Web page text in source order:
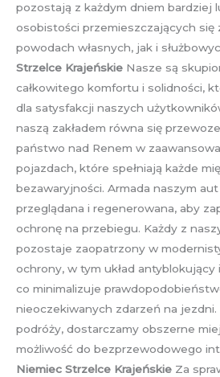
pozostają z każdym dniem bardziej
osobistości przemieszczających się
powodach własnych, jak i
Strzelce Krajeńskie Nasze są
całkowitego komfortu i solidności,
dla satysfakcji naszych
naszą zakładem równa się
państwo nad Renem w
pojazdach, które spełniają każde
bezawaryjności. Armada naszym
przeglądana i regenerowana, aby
ochronę na przebiegu. Każdy z
pozostaje zaopatrzony w
ochrony, w tym układ
co minimalizuje
nieoczekiwanych zdarzeń na
podróży, dostarczamy obszerne
możliwość do bezprzewodowego
Niemiec Strzelce Krajeńskie Za